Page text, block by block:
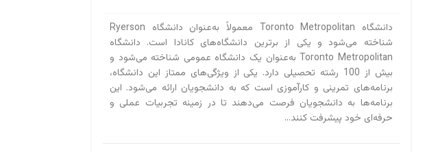
دانشگاه Toronto Metropolitan معمولاً به‌عنوان دانشگاه Ryerson
شناخته می‌شود و یکی از برترین دانشگاه‌های کانادا است. دانشگاه
Toronto Metropolitan به‌عنوان یک دانشگاه عمومی شناخته می‌شود و
بیش از 100 رشته تحصیلی دارد. یکی از ویژگی‌های ممتاز این دانشگاه،
برنامه‌های تمرینی و کارآموزی است که به دانشجویان ارائه می‌شود. این
برنامه‌ها به دانشجویان فرصت می‌دهند تا در زمینه تجربیات عملی و
حرفه‌ای خود پیشرفت کنند...